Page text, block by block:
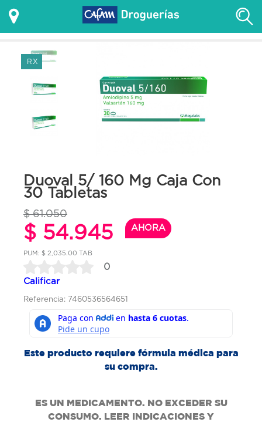
RX
Duoval 5/ 160 Mg Caja Con
30 Tabletas
$ 61.050
$ 54.945 AHORA
PUM: $ 2,035.00 TAB
0
Calificar
Referencia: 7460536564651
Este producto requiere fórmula médica para
su compra.
ES UN MEDICAMENTO. NO EXCEDER SU
CONSUMO. LEER INDICACIONES Y